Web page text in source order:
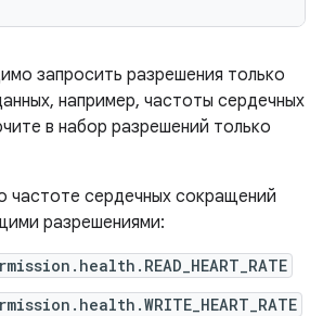
запросить разрешения только
например, частоты сердечных
в набор разрешений только
частоте сердечных сокращений
разрешениями: